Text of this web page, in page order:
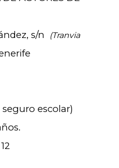
s/n
(Tranvia
escolar)
12